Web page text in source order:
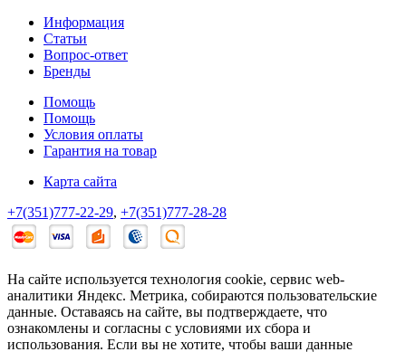
Информация
Статьи
Вопрос-ответ
Бренды
Помощь
Помощь
Условия оплаты
Гарантия на товар
Карта сайта
+7(351)777-22-29, +7(351)777-28-28
На сайте используется технология cookie, сервис web-
аналитики Яндекс. Метрика, собираются пользовательские
данные. Оставаясь на сайте, вы подтверждаете, что
ознакомлены и согласны с условиями их сбора и
использования. Если вы не хотите, чтобы ваши данные